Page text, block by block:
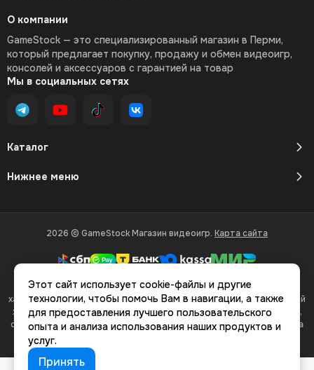
Каталог
Нижнее меню
О компании
GameStock — это специализированный магазин в Перми,
который предлагает покупку, продажу и обмен видеоигр,
консолей и аксессуаров с гарантией на товар
Мы в социальных сетях
2026 © GameStock Магазин видеоигр. Карта сайта
Вся представленная на сайте информация, касающаяся
характеристик, стоимости товаров и услуг, носит информационный
характер и ни при каких условиях не является публичной офертой,
определяемой положениями Статьи 437(2) Гражданского кодекса
Этот сайт использует cookie-файлы и другие
технологии, чтобы помочь Вам в навигации, а также
для предоставления лучшего пользовательского
опыта и анализа использования наших продуктов и
услуг.
Принять